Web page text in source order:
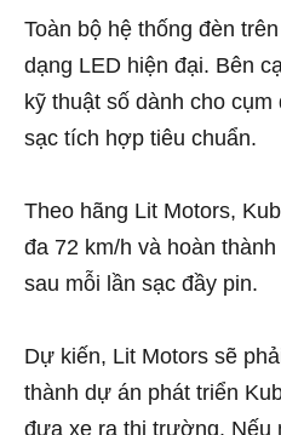
Toàn bộ hệ thống đèn
dạng LED hiện đại. Bên
kỹ thuật số dành cho
sạc tích hợp tiêu chuẩn.
Theo hãng Lit Motors,
đa 72 km/h và hoàn
sau mỗi lần sạc đầy pin.
Dự kiến, Lit Motors sẽ
thành dự án phát triển
đưa xe ra thị trường. Nếu